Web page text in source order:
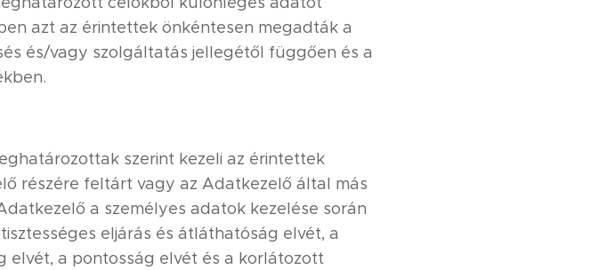
azt az érintettek önkéntesen megadták a
és/vagy szolgáltatás jellegétől függően és a
szerint kezeli az érintettek
részére feltárt vagy az Adatkezelő által más
a személyes adatok kezelése során
eljárás és átláthatóság elvét, a
a pontosság elvét és a korlátozott